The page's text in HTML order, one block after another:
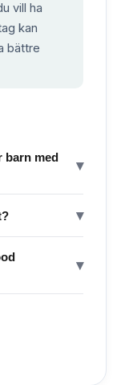
vill ha
kan
bättre
barn med
▾
▾
▾